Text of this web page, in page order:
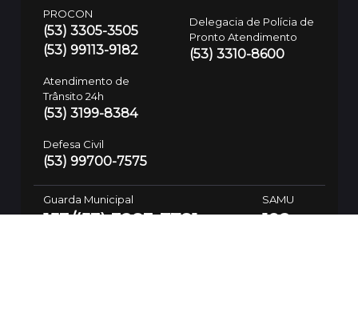
PROCON
(53) 3305-3505
(53) 99113-9182
Atendimento de
Trânsito 24h
(53) 3199-8384
Defesa Civil
(53) 99700-7575
Delegacia de Polícia de
Pronto Atendimento
(53) 3310-8600
Guarda Municipal
153/(53) 3283-7781
SAMU
192